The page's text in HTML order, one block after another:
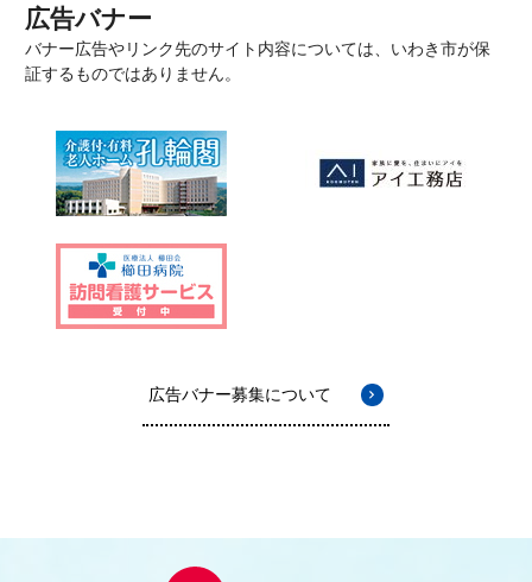
広告バナー
バナー広告やリンク先のサイト内容については、いわき市が保
証するものではありません。
広告バナー募集について